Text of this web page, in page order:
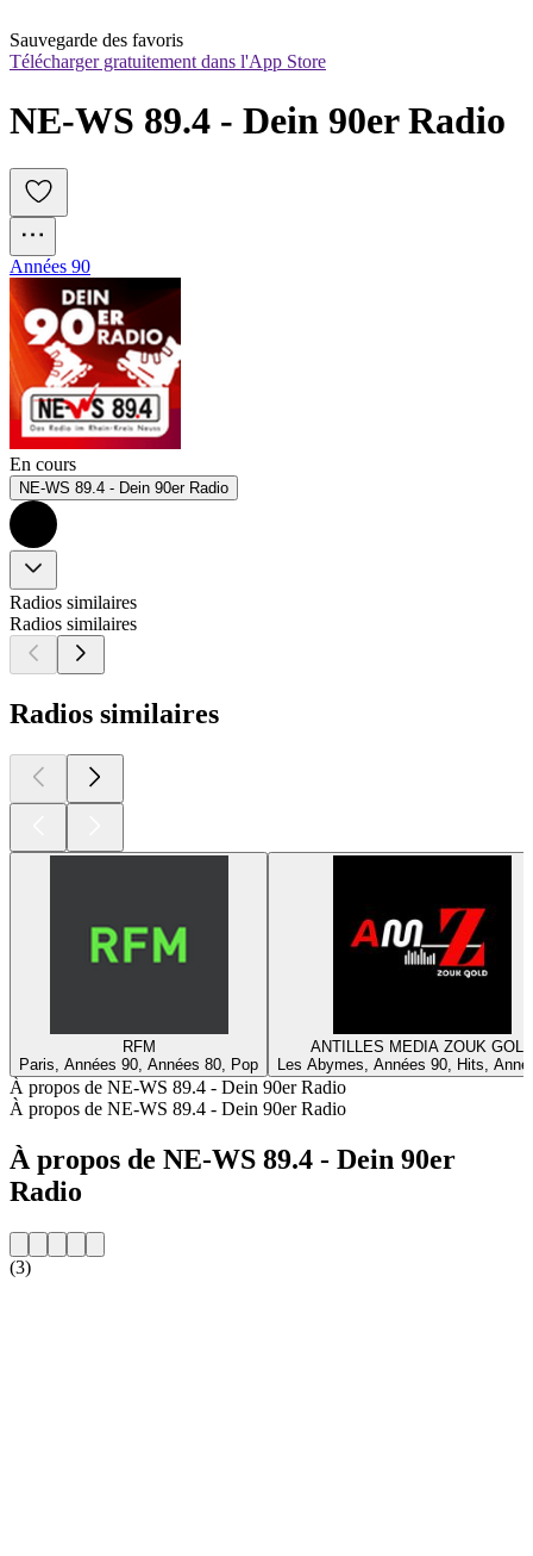
Sauvegarde des favoris
Télécharger gratuitement dans l'App Store
NE-WS 89.4 - Dein 90er Radio
Années 90
En cours
NE-WS 89.4 - Dein 90er Radio
Radios similaires
Radios similaires
Radios similaires
RFM
Paris, Années 90, Années 80, Pop
ANTILLES MEDIA ZOUK GOLD
Les Abymes, Années 90, Hits,
À propos de NE-WS 89.4 - Dein 90er Radio
À propos de NE-WS 89.4 - Dein 90er Radio
À propos de NE-WS 89.4 - Dein 90er
Radio
(3)